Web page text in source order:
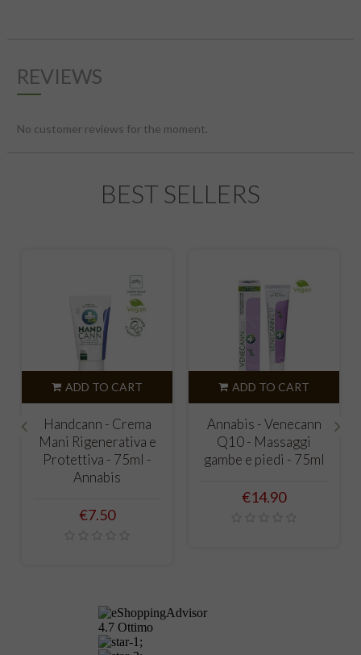
REVIEWS
No customer reviews for the moment.
BEST SELLERS
ADD TO CART
Handcann - Crema
Mani Rigenerativa e
Protettiva - 75ml -
Annabis
Price
€7.50
ADD TO CART
Annabis - Venecann
Q10 - Massaggi
gambe e piedi - 75ml
Price
€14.90